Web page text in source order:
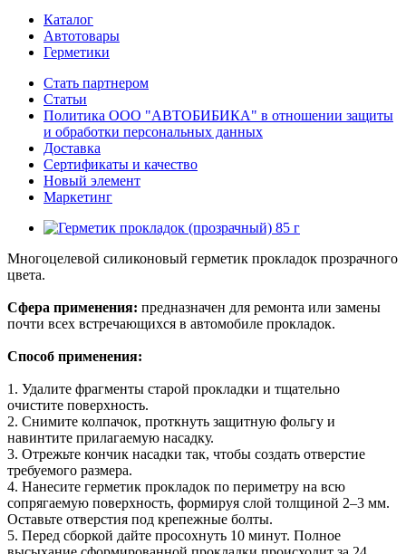
Каталог
Автотовары
Герметики
Стать партнером
Статьи
Политика ООО "АВТОБИБИКА" в отношении защиты
и обработки персональных данных
Доставка
Сертификаты и качество
Новый элемент
Маркетинг
Многоцелевой силиконовый герметик прокладок прозрачного
цвета.
Сфера применения: предназначен для ремонта или замены
почти всех встречающихся в автомобиле прокладок.
Способ применения:
1. Удалите фрагменты старой прокладки и тщательно
очистите поверхность.
2. Снимите колпачок, проткнуть защитную фольгу и
навинтите прилагаемую насадку.
3. Отрежьте кончик насадки так, чтобы создать отверстие
требуемого размера.
4. Нанесите герметик прокладок по периметру на всю
сопрягаемую поверхность, формируя слой толщиной 2–3 мм.
Оставьте отверстия под крепежные болты.
5. Перед сборкой дайте просохнуть 10 минут. Полное